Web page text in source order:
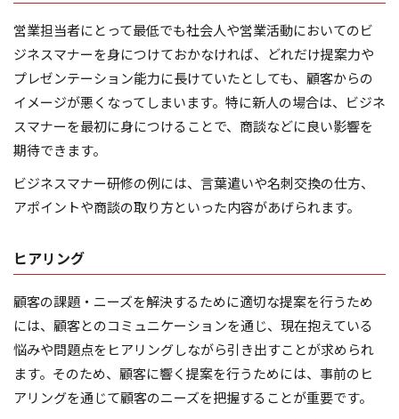
営業担当者にとって最低でも社会人や営業活動においてのビ
ジネスマナーを身につけておかなければ、どれだけ提案力や
プレゼンテーション能力に長けていたとしても、顧客からの
イメージが悪くなってしまいます。特に新人の場合は、ビジネ
スマナーを最初に身につけることで、商談などに良い影響を
期待できます。
ビジネスマナー研修の例には、言葉遣いや名刺交換の仕方、
アポイントや商談の取り方といった内容があげられます。
ヒアリング
顧客の課題・ニーズを解決するために適切な提案を行うため
には、顧客とのコミュニケーションを通じ、現在抱えている
悩みや問題点をヒアリングしながら引き出すことが求められ
ます。そのため、顧客に響く提案を行うためには、事前のヒ
アリングを通じて顧客のニーズを把握することが重要です。